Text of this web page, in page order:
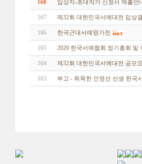
168 입상자-초대작가 신청서 제출안
167 제32회 대한민국서예대전 입상
166 한국근대서예명가전
165 2020 한국서예협회 정기총회 및
164 제32회 대한민국서예대전 공모
163 부고 - 취묵헌 인영선 선생 한국